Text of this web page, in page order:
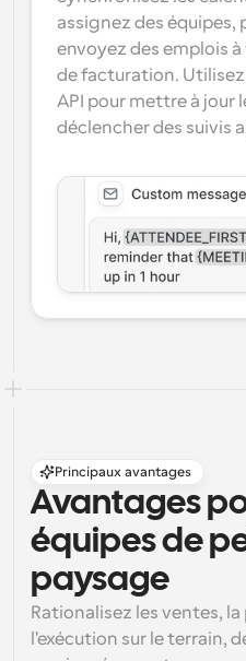
assignez des équipes,
envoyez des emplois
de facturation.
API pour mettre à jour
déclencher des suivis
Principaux avantages
Avantages
équipes de
paysage
Rationalisez les ventes,
l'exécution sur le terrain,